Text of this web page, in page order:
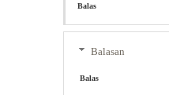
Balas
Balasan
Balas